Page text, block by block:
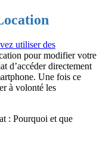
utiliser des
pour modifier votre
d’accéder directement
Une fois ce
à volonté les